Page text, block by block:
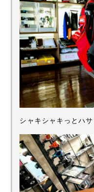
シャキシャキっとハ